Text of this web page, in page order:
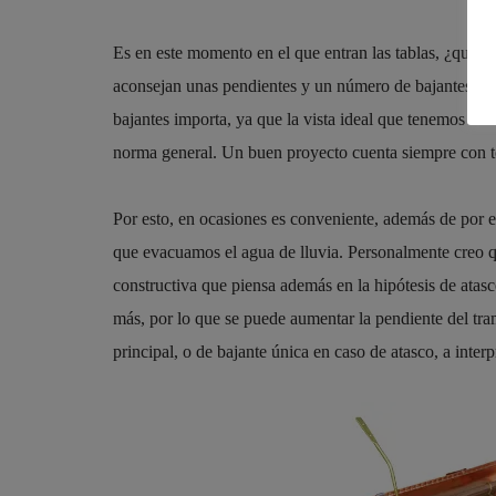
Es en este momento en el que entran las tablas, ¿qué
aconsejan unas pendientes y un número de bajantes.
bajantes importa, ya que la vista ideal que tenemos
norma general. Un buen proyecto cuenta siempre con
Por esto, en ocasiones es conveniente, además de
que evacuamos el agua de lluvia. Personalmente
constructiva que piensa además en la hipótesis de
más, por lo que se puede aumentar la pendiente del
principal, o de bajante única en caso de atasco, a